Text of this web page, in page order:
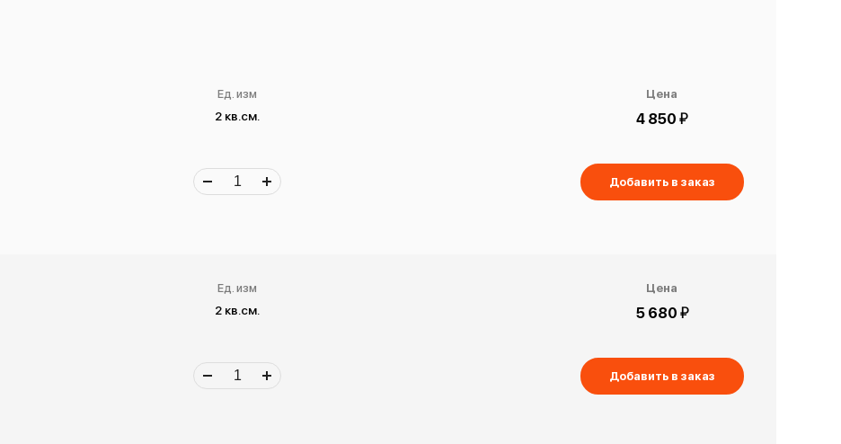
Ед. изм
2 кв.см.
Цена
4 850 й
Добавить в заказ
Ед. изм
2 кв.см.
Цена
5 680 й
Добавить в заказ